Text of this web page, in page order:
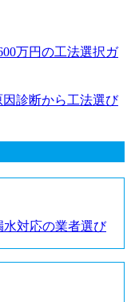
万円の工法選択ガ
診断から工法選び
対応の業者選び